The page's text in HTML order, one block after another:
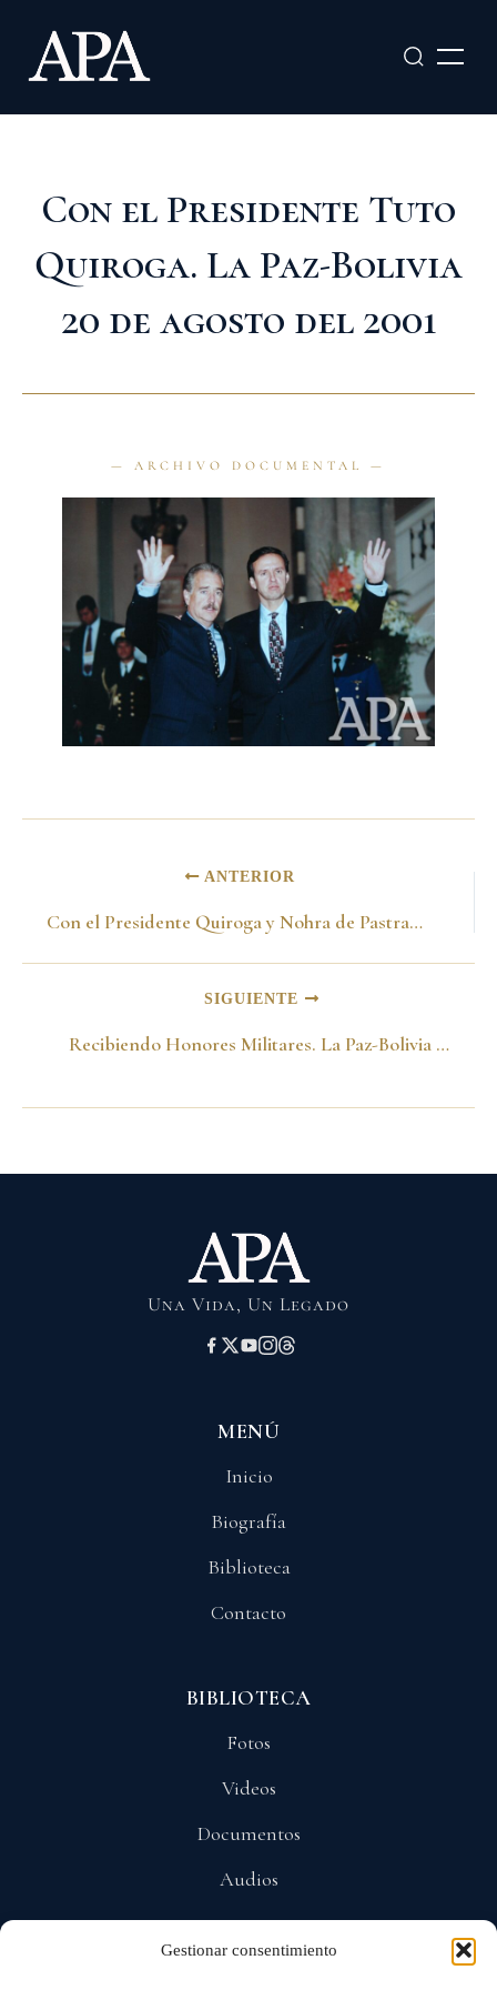
Gestionar consentimiento
contenido
Con el Presidente Tuto
Quiroga. La Paz-Bolivia
20 de agosto del 2001
ANTERIOR
Con el Presidente Quiroga y Nohra de Pastrana en las Misiones Jesuiticas. Concepción-Bolivia 19 de agosto del 2001
SIGUIENTE
Recibiendo Honores Militares. La Paz-Bolivia 20 de agosto del 2001
Una Vida, Un Legado
MENÚ
Inicio
Biografía
Biblioteca
Contacto
BIBLIOTECA
Fotos
Videos
Documentos
Audios